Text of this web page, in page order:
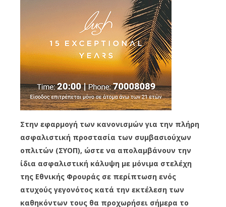
Στην εφαρμογή των κανονισμών για την πλήρη
ασφαλιστική προστασία των συμβασιούχων
οπλιτών (ΣΥΟΠ), ώστε να απολαμβάνουν την
ίδια ασφαλιστική κάλυψη με μόνιμα στελέχη
της Εθνικής Φρουράς σε περίπτωση ενός
ατυχούς γεγονότος κατά την εκτέλεση των
καθηκόντων τους θα προχωρήσει σήμερα το